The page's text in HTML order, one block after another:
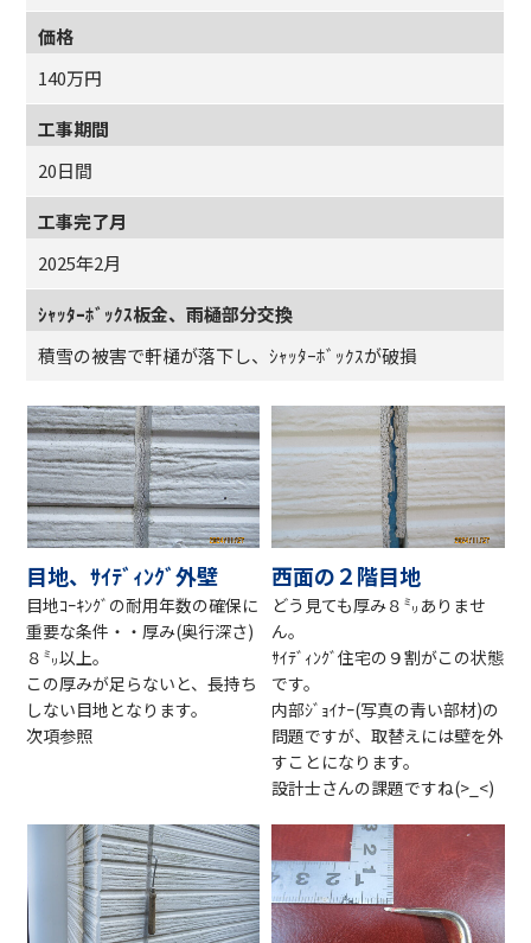
価格
140万円
工事期間
20日間
工事完了月
2025年2月
ｼｬｯﾀｰﾎﾞｯｸｽ板金、雨樋部分交換
積雪の被害で軒樋が落下し、ｼｬｯﾀｰﾎﾞｯｸｽが破損
目地、ｻｲﾃﾞｨﾝｸﾞ外壁
目地ｺｰｷﾝｸﾞの耐用年数の確保に
重要な条件・・厚み(奥行深さ)
８㍉以上。
この厚みが足らないと、長持ち
しない目地となります。
次項参照
西面の２階目地
どう見ても厚み８㍉ありませ
ん。
ｻｲﾃﾞｨﾝｸﾞ住宅の９割がこの状態
です。
内部ｼﾞｮｲﾅｰ(写真の青い部材)の
問題ですが、取替えには壁を外
すことになります。
設計士さんの課題ですね(>_<)